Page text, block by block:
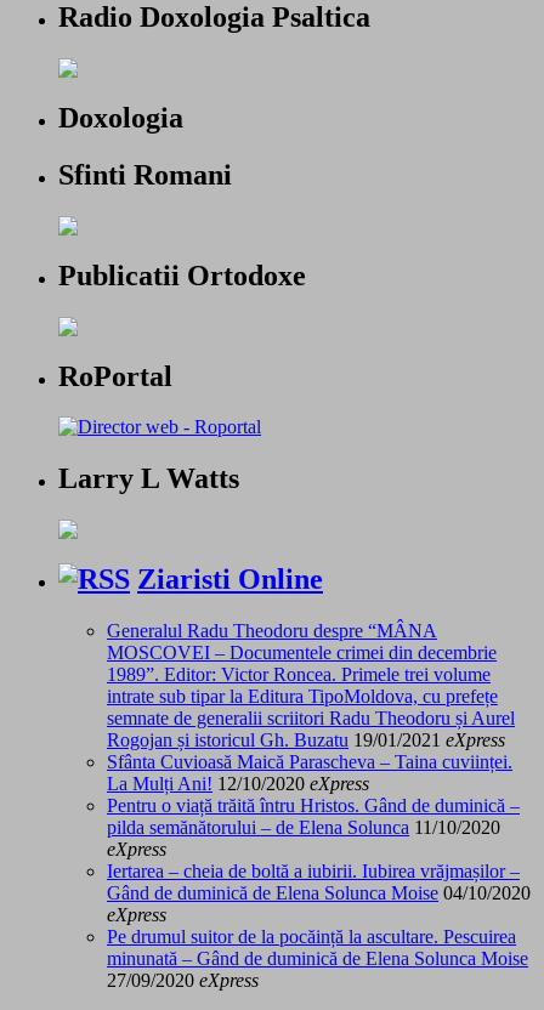
Radio Doxologia Psaltica
Doxologia
Sfinti Romani
Publicatii Ortodoxe
RoPortal
Larry L Watts
Ziaristi Online
Generalul Radu Theodoru despre “MÂNA
MOSCOVEI – Documentele crimei din decembrie
1989”. Editor: Victor Roncea. Primele trei volume
intrate sub tipar la Editura TipoMoldova, cu prefețe
semnate de generalii scriitori Radu Theodoru și Aurel
Rogojan și istoricul Gh. Buzatu 19/01/2021 eXpress
Sfânta Cuvioasă Maică Parascheva – Taina cuviinței.
La Mulți Ani! 12/10/2020 eXpress
Pentru o viață trăită întru Hristos. Gând de duminică –
pilda semănătorului – de Elena Solunca 11/10/2020
eXpress
Iertarea – cheia de boltă a iubirii. Iubirea vrăjmașilor –
Gând de duminică de Elena Solunca Moise 04/10/2020
eXpress
Pe drumul suitor de la pocăință la ascultare. Pescuirea
minunată – Gând de duminică de Elena Solunca Moise
27/09/2020 eXpress